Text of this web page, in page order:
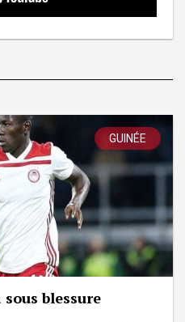
GUINÉE
blessure